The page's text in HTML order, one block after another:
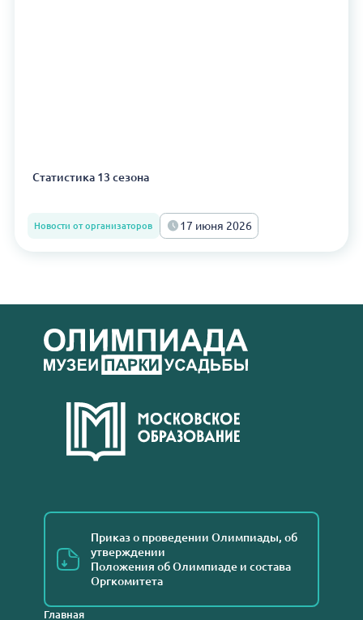
Статистика 13 сезона
Новости от организаторов 17 июня 2026
Приказ о проведении Олимпиады, об
утверждении
Положения об Олимпиаде и состава
Оргкомитета
Главная